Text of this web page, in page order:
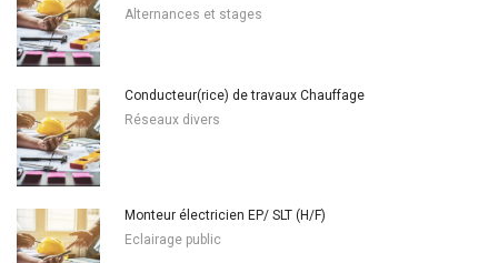
Alternances et stages
Conducteur(rice) de travaux Chauffage
Réseaux divers
Monteur électricien EP/ SLT (H/F)
Eclairage public